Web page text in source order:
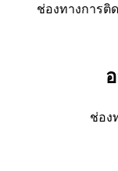
ช่องทางการติ
ช่อง